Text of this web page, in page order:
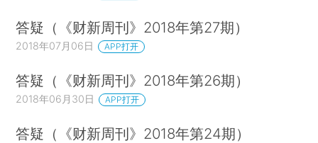
答疑（《财新周刊》2018年第27期）
2018年07月06日 APP打开
答疑（《财新周刊》2018年第26期）
2018年06月30日 APP打开
答疑（《财新周刊》2018年第24期）